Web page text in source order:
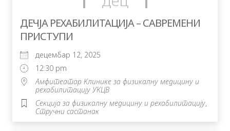
ДЕЧЈА РЕХАБИЛИТАЦИЈА – САВРЕМЕНИ
ПРИСТУПИ
децембар 12, 2025
12:30 pm
Амфитеатар Клинике за физикалну медицину и
рехабилитацију УКЦВ
Секција за физикалну медицину и рехабилитацију,
Стручни састанак